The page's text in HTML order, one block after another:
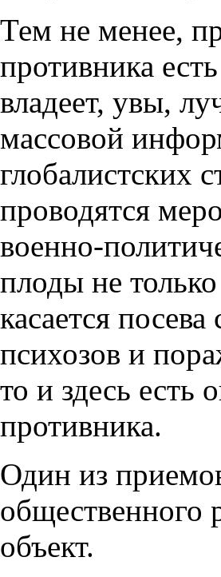
Тем не менее,
противника
владеет, увы,
массовой
глобалистских
проводятся
военно-
плоды не
касается
психозов и
то и здесь есть
противника.
Один из
общественного
объект.